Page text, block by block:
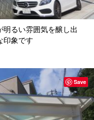
るい雰囲気を醸し出
印象です
Save